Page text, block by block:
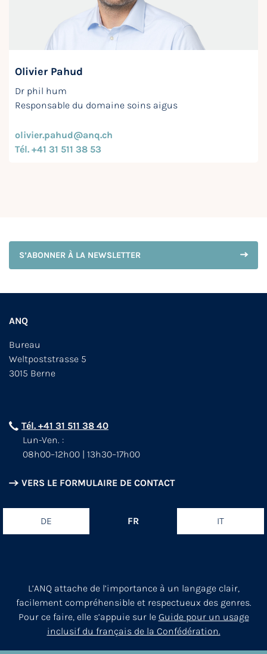
Olivier Pahud
Dr phil hum
Responsable du domaine soins aigus
olivier.pahud@anq.ch
Tél. +41 31 511 38 53
S’ABONNER À LA NEWSLETTER
ANQ
Bureau
Weltpoststrasse 5
3015 Berne
Tél. +41 31 511 38 40
Lun-Ven. :
08h00–12h00 | 13h30–17h00
VERS LE FORMULAIRE DE CONTACT
DE FR IT
L’ANQ attache de l’importance à un langage clair,
facilement compréhensible et respectueux des genres.
Pour ce faire, elle s’appuie sur le Guide pour un usage
inclusif du français de la Confédération.